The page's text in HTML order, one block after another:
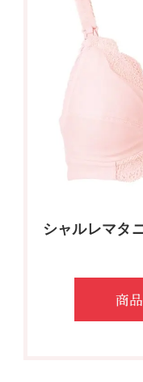
シャルレマタ
商